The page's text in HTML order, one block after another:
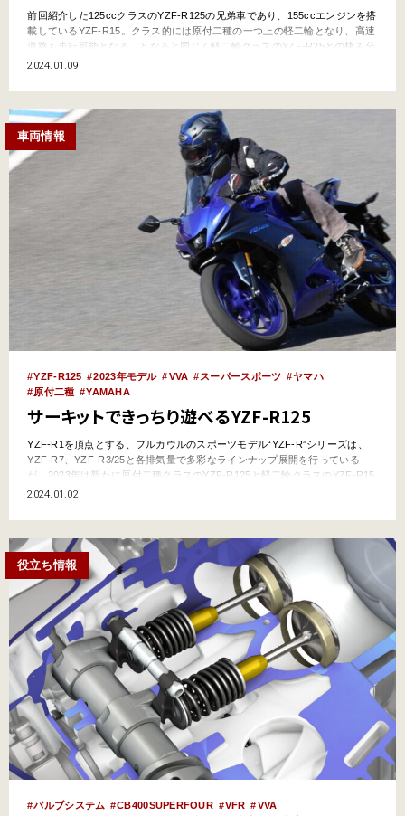
前回紹介した125ccクラスのYZF-R125の兄弟車であり、155ccエンジンを搭
載しているYZF-R15。クラス的には原付二種の一つ上の軽二輪となり、高速
道路も走行可能となる。となると同じく軽二輪クラスのYZF-R25との棲み分
けが気になるところじゃないだろうか？ ちなみにメーカー希望小売り価格
800円という…
2024.01.09
車両情報
YZF-R125 2023年モデル VVA スーパースポーツ
ヤマハ
原付二種
YAMAHA
サーキットできっちり遊べるYZF-R125
YZF-R1を頂点とする、フルカウルのスポーツモデル“YZF-R”シリーズは、
YZF-R7、YZF-R3/25と各排気量で多彩なラインナップ展開を行っている
が、2023年は新たに原付二種クラスのYZF-R125と軽二輪クラスのYZF-R15
が新たに登場。さらにラインナップの裾野を広げた。ちなみに読み方は、
イゼットエフ・…
2024.01.02
役立ち情報
バルブシステム CB400SUPERFOUR VFR
VVA